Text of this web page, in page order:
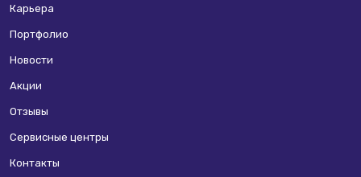
Карьера
Портфолио
Новости
Акции
Отзывы
Сервисные центры
Контакты